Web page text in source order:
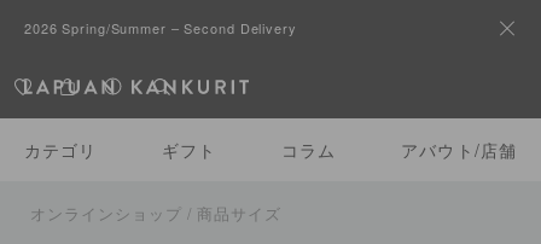
2026 Spring/Summer – Second Delivery
カテゴリ ギフト コラム アバウト/店舗
オンラインショップ / 商品サイズ